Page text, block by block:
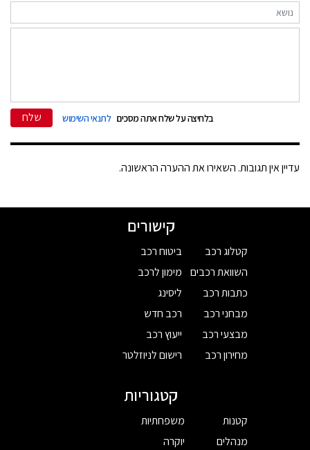
בלחיצה על שלח אתה מסכים לתנאי השימוש שלח
עדיין אין תגובות. השאירו את ההערה הראשונה.
קישורים
קטלוג רכב
השוואת רכבים
כתבות רכב
מבחני רכב
מבצעי רכב
מחירון רכב
ביטוח רכב
מימון לרכב
ליסינג
רכב חדש
ייעוץ רכב
רישום לניוזלטר
קטגוריות
קטנות
מנהלים
משפחתיות
יוקרה